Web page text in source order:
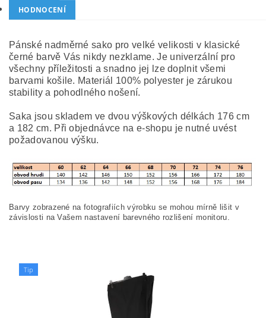
HODNOCENÍ
Pánské nadměrné sako pro velké velikosti v klasické
černé barvě Vás nikdy nezklame. Je univerzální pro
všechny příležitosti a snadno jej lze doplnit všemi
barvami košile. Materiál 100% polyester je zárukou
stability a pohodlného nošení.
Saka jsou skladem ve dvou výškových délkách 176 cm
a 182 cm. Při objednávce na e-shopu je nutné uvést
požadovanou výšku.
Barvy zobrazené na fotografiích výrobku se mohou mírně lišit v
závislosti na Vašem nastavení barevného rozlišení monitoru.
Tip